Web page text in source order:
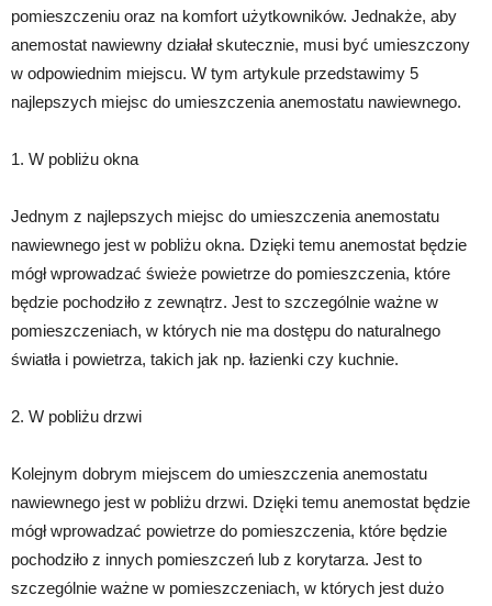
pomieszczeniu oraz na komfort użytkowników. Jednakże, aby
anemostat nawiewny działał skutecznie, musi być umieszczony
w odpowiednim miejscu. W tym artykule przedstawimy 5
najlepszych miejsc do umieszczenia anemostatu nawiewnego.
1. W pobliżu okna
Jednym z najlepszych miejsc do umieszczenia anemostatu
nawiewnego jest w pobliżu okna. Dzięki temu anemostat będzie
mógł wprowadzać świeże powietrze do pomieszczenia, które
będzie pochodziło z zewnątrz. Jest to szczególnie ważne w
pomieszczeniach, w których nie ma dostępu do naturalnego
światła i powietrza, takich jak np. łazienki czy kuchnie.
2. W pobliżu drzwi
Kolejnym dobrym miejscem do umieszczenia anemostatu
nawiewnego jest w pobliżu drzwi. Dzięki temu anemostat będzie
mógł wprowadzać powietrze do pomieszczenia, które będzie
pochodziło z innych pomieszczeń lub z korytarza. Jest to
szczególnie ważne w pomieszczeniach, w których jest dużo